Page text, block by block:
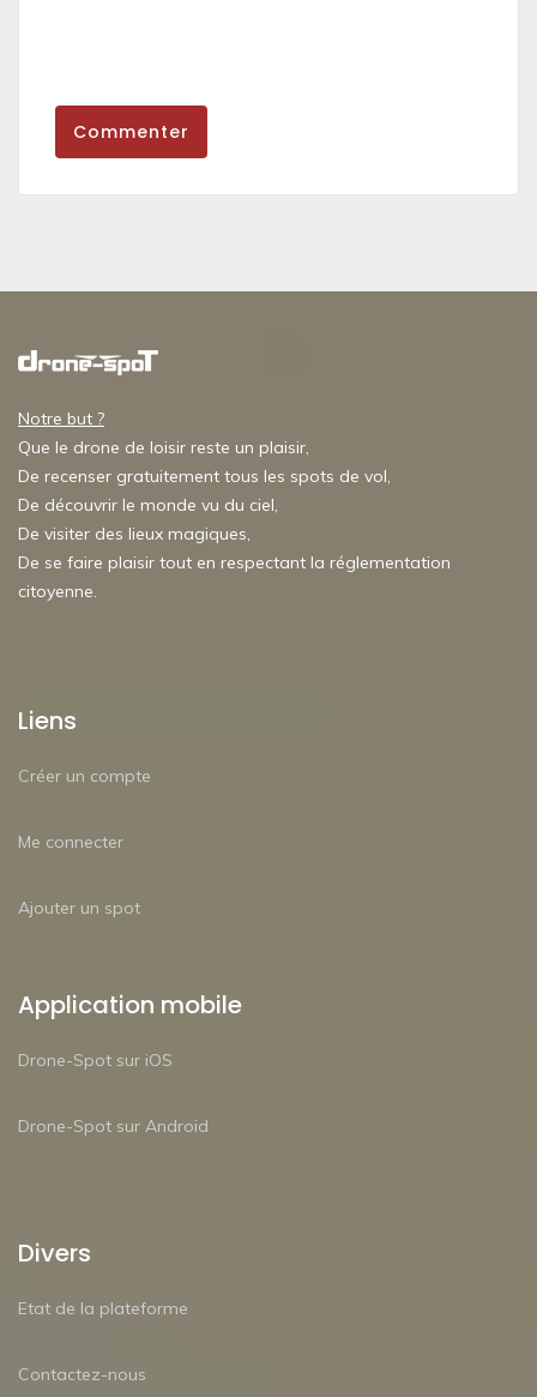
Commenter
Notre but ?
Que le drone de loisir reste un plaisir,
De recenser gratuitement tous les spots de vol,
De découvrir le monde vu du ciel,
De visiter des lieux magiques,
De se faire plaisir tout en respectant la réglementation
citoyenne.
Liens
Créer un compte
Me connecter
Ajouter un spot
Application mobile
Drone-Spot sur iOS
Drone-Spot sur Android
Divers
Etat de la plateforme
Contactez-nous